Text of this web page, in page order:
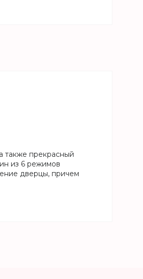
также прекрасный
из 6 режимов
дверцы, причем